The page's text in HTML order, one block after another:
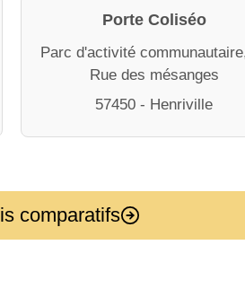
Porte Coliséo
Parc d'activité
Rue des mésanges
57450 - Henriville
comparatifs